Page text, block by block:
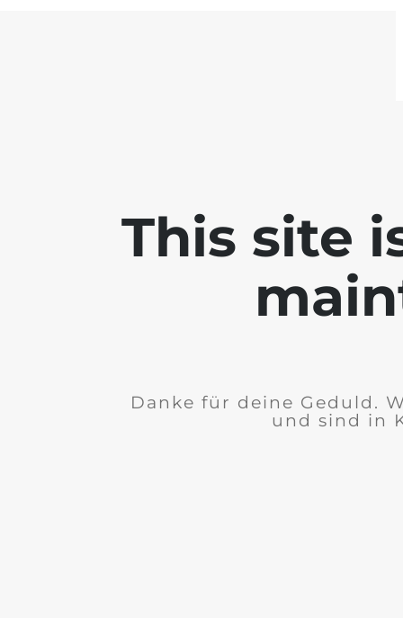
This site
Danke für deine Geduld.
und sind in